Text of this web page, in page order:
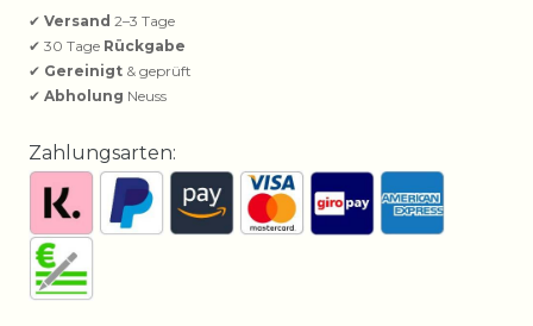
✔ Versand 2–3 Tage
✔ 30 Tage Rückgabe
✔ Gereinigt & geprüft
✔ Abholung Neuss
Zahlungsarten: